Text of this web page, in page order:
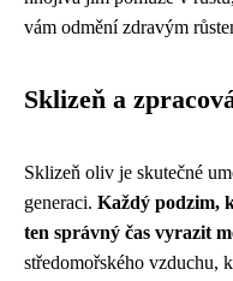
vám odmění zdravým
Sklizeň a
Sklizeň oliv je skutečné
generaci. Každý podzim,
ten správný čas vyrazit
středomořského vzduchu,